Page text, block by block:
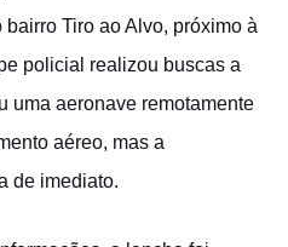
bairro Tiro ao Alvo, próximo à
policial realizou buscas a
uma aeronave remotamente
aéreo, mas a
de imediato.